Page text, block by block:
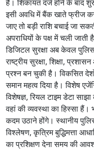
है। शिकायत दर्ज होने के बाद
इसी अवधि में बैंक खाते फ्रीज
जाए तो बड़ी राशि बचाई जा
अपराधियों के पक्ष में चली जाती
डिजिटल सुरक्षा अब केवल
राष्ट्रीय सुरक्षा, शिक्षा,
प्रश्न बन चुकी है। विकसित देशों
समान महत्व दिया है। विशेष
विशेषज्ञ, रियल टाइम डेटा
वहां की व्यवस्था का हिस्सा
कदम उठाने होंगे। स्थानीय
विश्लेषण, कृत्रिम बुद्धिमत्ता
का प्रशिक्षण देना समय की